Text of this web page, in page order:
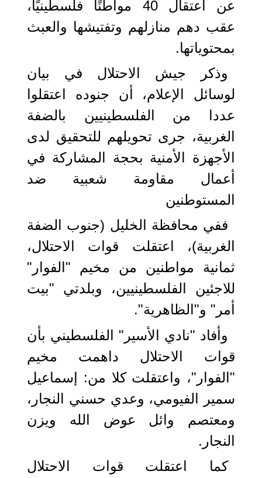
عن اعتقال 40 مواطنًا فلسطينيًا،
عقب دهم منازلهم وتفتيشها والعبث
بمحتوياتها.
وذكر جيش الاحتلال في بيان
لوسائل الإعلام، أن جنوده اعتقلوا
عددا من الفلسطينيين بالضفة
الغربية، جرى تحويلهم للتحقيق لدى
الأجهزة الأمنية بحجة المشاركة في
أعمال مقاومة شعبية ضد
المستوطنين
ففي محافظة الخليل (جنوب الضفة
الغربية)، اعتقلت قوات الاحتلال،
ثمانية مواطنين من مخيم "الفوار"
للاجئين الفلسطينيين، وبلدتي "بيت
أمر" و"الظاهرية".
وأفاد "نادي الأسير" الفلسطيني بأن
قوات الاحتلال داهمت مخيم
"الفوار"، واعتقلت كلا من: إسماعيل
سمير الفيومي، وعدي حسني النجار،
ومعتصم وائل عوض الله ويزن
النجار.
كما اعتقلت قوات الاحتلال